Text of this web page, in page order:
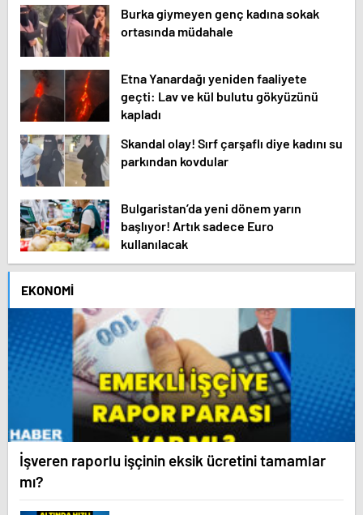
Burka giymeyen genç kadına sokak
ortasında müdahale
Etna Yanardağı yeniden faaliyete
geçti: Lav ve kül bulutu gökyüzünü
kapladı
Skandal olay! Sırf çarşaflı diye kadını su
parkından kovdular
Bulgaristan’da yeni dönem yarın
başlıyor! Artık sadece Euro
kullanılacak
EKONOMI
İşveren raporlu işçinin eksik ücretini tamamlar
mı?